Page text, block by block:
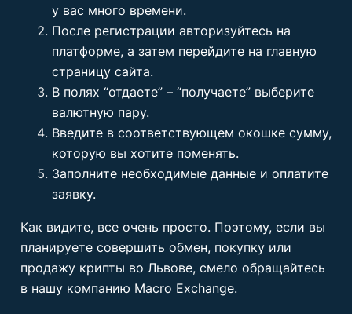
у вас много времени.
После регистрации авторизуйтесь на
платформе, а затем перейдите на главную
страницу сайта.
В полях “отдаете” – “получаете” выберите
валютную пару.
Введите в соответствующем окошке сумму,
которую вы хотите поменять.
Заполните необходимые данные и оплатите
заявку.
Как видите, все очень просто. Поэтому, если вы
планируете совершить обмен, покупку или
продажу крипты во Львове, смело обращайтесь
в нашу компанию Macro Exchange.